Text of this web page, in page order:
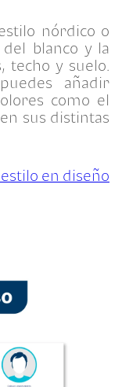
nórdico o
del blanco y la
techo y suelo.
añadir
como el
sus distintas
estilo en diseño